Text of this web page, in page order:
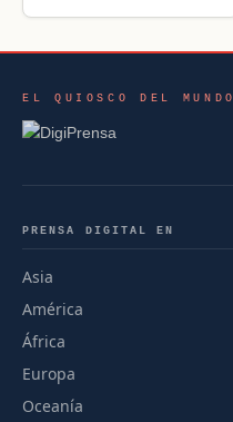
EL QUIOSCO DEL MUNDO
PRENSA DIGITAL EN
Asia
América
África
Europa
Oceanía